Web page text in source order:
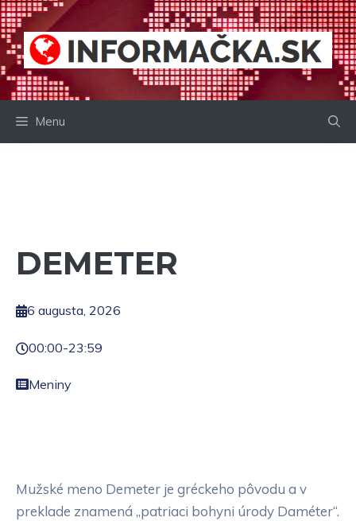
Preskočiť
na
obsah
Menu
DEMETER
6 augusta, 2026
00:00-23:59
Meniny
Mužské meno Demeter je gréckeho pôvodu a v
preklade znamená „patriaci bohyni úrody Daméter“.